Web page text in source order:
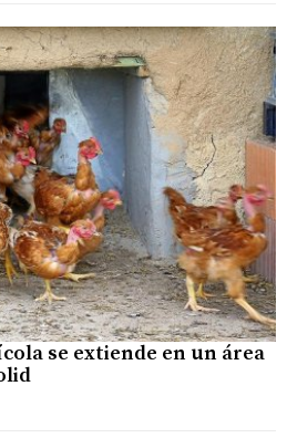
se extiende en un área